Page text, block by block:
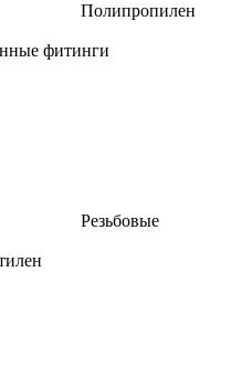
Полипропилен
фитинги
Резьбовые